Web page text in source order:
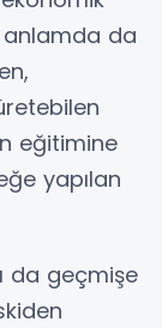
da
eğitimine
yapılan
da geçmişe